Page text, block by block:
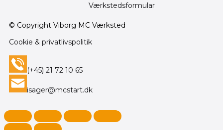
Værkstedsformular
© Copyright Viborg MC Værksted
Cookie & privatlivspolitik
(+45) 21 72 10 65
isager@mcstart.dk